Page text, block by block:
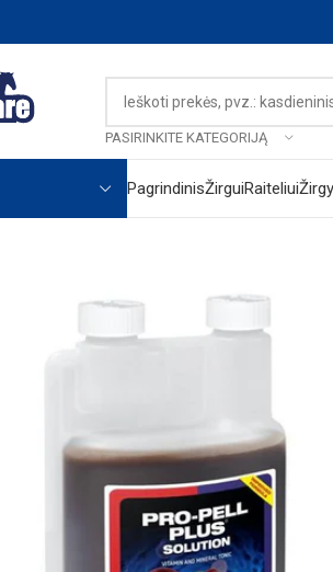
PASIRINKITE KATEGORIJĄ
PagrindinisŽirguiRaiteliui